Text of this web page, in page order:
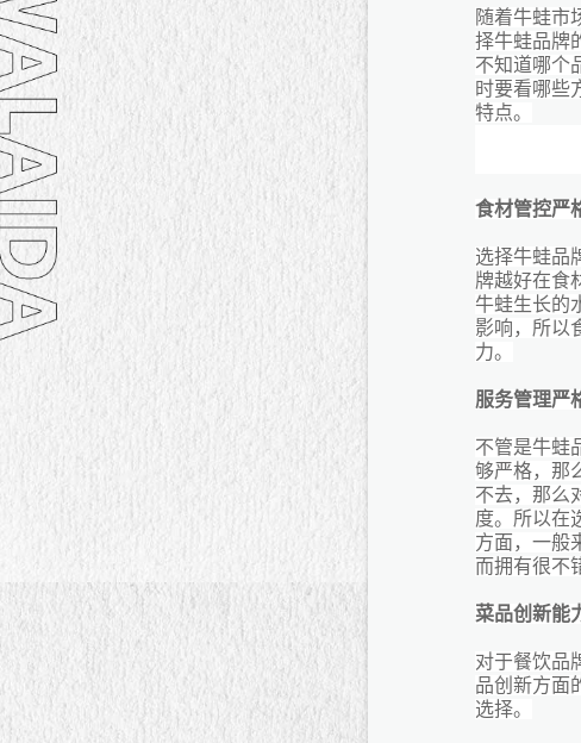
随着牛蛙市
择牛蛙品牌
不知道哪个
时要看哪些
特点。
食材管控严
选择牛蛙品
牌越好在食
牛蛙生长的
影响，所以
力。
服务管理严
不管是牛蛙
够严格，那
不去，那么
度。所以在
方面，一般
而拥有很不
菜品创新能
对于餐饮品
品创新方面
选择。